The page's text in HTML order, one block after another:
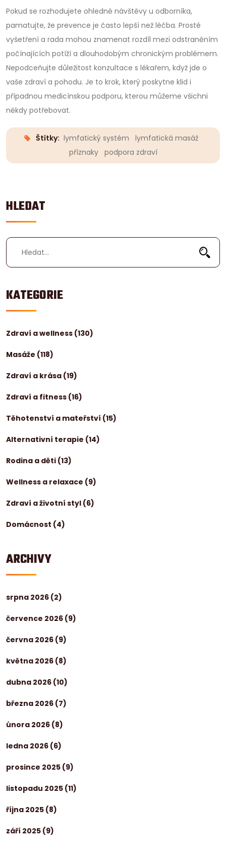
HLEDAT
KATEGORIE
Zdraví a wellness (130)
Masáže (118)
Zdraví a krása (19)
Zdraví a fitness (16)
Těhotenství a mateřství (15)
Alternativní terapie (14)
Rodina a děti (13)
Wellness a relaxace (9)
Zdraví a životní styl (6)
Domácnost (4)
ARCHIVY
srpna 2026 (2)
července 2026 (9)
června 2026 (9)
května 2026 (8)
dubna 2026 (10)
března 2026 (7)
února 2026 (8)
ledna 2026 (6)
prosince 2025 (9)
listopadu 2025 (11)
října 2025 (8)
září 2025 (9)
Pokud se rozhodujete ohledně návštěvy u odborníka,
pamatujte, že prevence je často lepší než léčba. Prosté
vyšetření a rada mohou znamenat rozdíl mezi odstraněním
počínajících potíží a dlouhodobým chronickým problémem.
Nepodceňujte důležitost konzultace s lékařem, když jde o
vaše zdraví a pohodu. Je to krok, který poskytne klid i
případnou medicínskou podporu, kterou můžeme všichni
někdy potřebovat.
Štítky: lymfatický systém
lymfatická masáž
příznaky
podpora zdraví